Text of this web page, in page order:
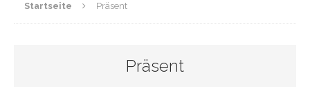
Startseite Präsent
Präsent